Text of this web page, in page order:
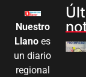
Nuestro
Llano es
un diario
regional